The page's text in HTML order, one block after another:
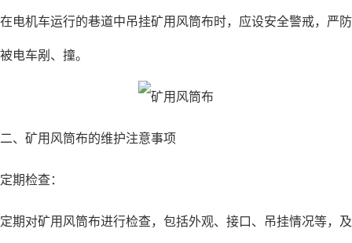
在电机车运行的巷道中吊挂矿用风筒布时，应设安全警戒，严防
被电车剐、撞。
二、矿用风筒布的维护注意事项
定期检查：
定期对矿用风筒布进行检查，包括外观、接口、吊挂情况等，及